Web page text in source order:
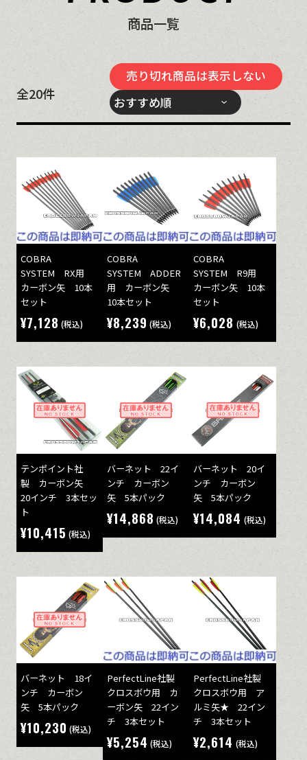
商品一覧
全20件
売り切れ商品は表示しない
COBRA
SYSTEM RX用
カーボン矢 10本
セット
¥7,128 (税込)
COBRA
SYSTEM ADDER
用 カーボン矢
10本セット
¥8,239 (税込)
COBRA
SYSTEM R9用
カーボン矢 10本
セット
¥6,028 (税込)
テンポイント社
製 カーボン矢
20インチ 3本セッ
ト
¥10,415 (税込)
バーネット 22イ
ンチ カーボン
矢 5本パック
¥14,868 (税込)
バーネット 20イ
ンチ カーボン
矢 5本パック
¥14,084 (税込)
バーネット 18イ
ンチ カーボン
矢 5本パック
¥10,230 (税込)
PerfectLine社製
クロスボウ用 カ
ーボン矢 22イン
チ 3本セット
¥5,254 (税込)
PerfectLine社製
クロスボウ用 ア
ルミ矢★ 22イン
チ 3本セット
¥2,614 (税込)